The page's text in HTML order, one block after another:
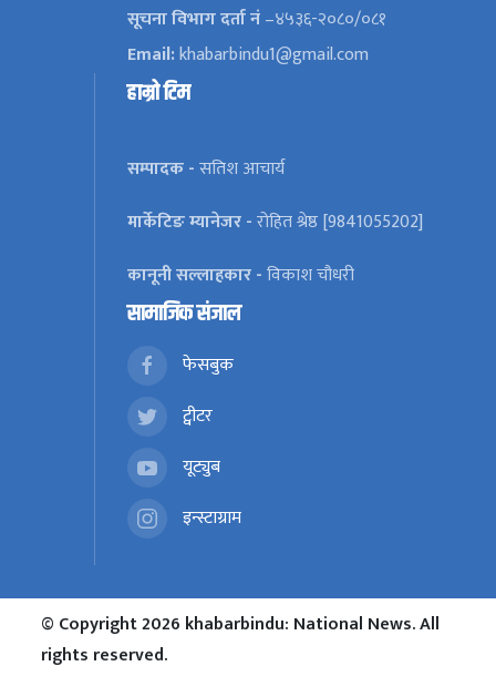
सूचना विभाग दर्ता नं–४५३६-२०८०/०८१
Email:khabarbindu1@gmail.com
हाम्रो टिम
सम्पादक -सतिश आचार्य
मार्केटिङ म्यानेजर -रोहित श्रेष्ठ [9841055202]
कानूनी सल्लाहकार -विकाश चौधरी
सामाजिक संजाल
फेसबुक
ट्वीटर
यूट्युब
इन्स्टाग्राम
© Copyright 2026 khabarbindu: National News. All
rights reserved.